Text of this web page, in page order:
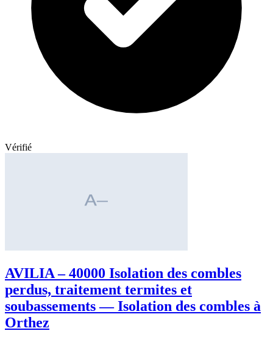
Vérifié
AVILIA – 40000 Isolation des combles
perdus, traitement termites et
soubassements — Isolation des combles à
Orthez